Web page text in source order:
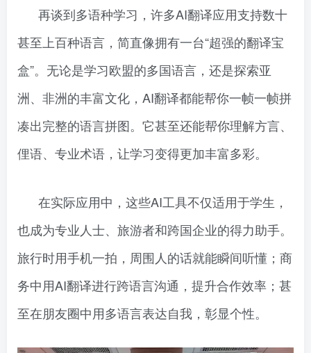
再谈到多语种学习，许多AI翻译应用支持数十
甚至上百种语言，简直像拥有一台“超强的翻译宝
盒”。无论是学习欧盟的多国语言，还是探索亚
洲、非洲的丰富文化，AI翻译都能帮你一帧一帧拼
凑出完整的语言拼图。它甚至还能帮你理解方言、
俚语、专业术语，让学习变得更加丰富多彩。
在实际应用中，这些AI工具不仅适用于学生，
也成为专业人士、旅游者和跨国企业的得力助手。
旅行时用手机一拍，周围人的话就能瞬间听懂；商
务中用AI翻译进行跨语言沟通，提升合作效率；甚
至在朋友圈中用多语言表达自我，彰显个性。